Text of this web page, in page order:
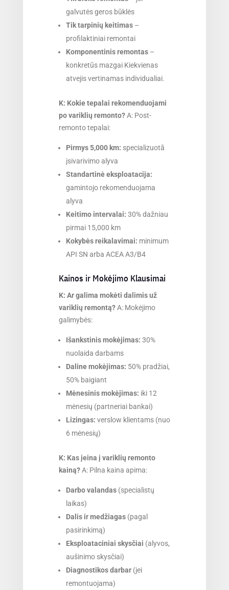
galvutės geros būklės
Tik tarpinių keitimas–
profilaktiniai remontai
Komponentinis remontas–
konkretūs mazgai Kiekvienas
atvejis vertinamas individualiai.
K: Kokie tepalai rekomenduojami
po variklių remonto?A: Post-
remonto tepalai:
Pirmys 5,000 km: specializuotā
įsivarivimo alyva
Standartinė eksploatacija:
gamintojo rekomenduojama
alyva
Keitimo intervalai: 30% dažniau
pirmai 15,000 km
Kokybės reikalavimai: minimum
API SN arba ACEA A3/B4
Kainos ir Mokėjimo Klausimai
K: Ar galima mokėti dalimis už
variklių remontą?A: Mokėjimo
galimybės:
Išankstinis mokėjimas: 30%
nuolaida darbams
Daline mokėjimas: 50% pradžiai,
50% baigiant
Mėnesinis mokėjimas: iki 12
mėnesių (partneriai bankai)
Lizingas: verslow klientams (nuo
6 mėnesių)
K: Kas įeina į variklių remonto
kainą?A: Pilna kaina apima:
Darbo valandas(specialistų
laikas)
Dalis ir medžiagas(pagal
pasirinkimą)
Eksploataciniai skysčiai (alyvos,
aušinimo skysčiai)
Diagnostikos darbar(jei
remontuojama)